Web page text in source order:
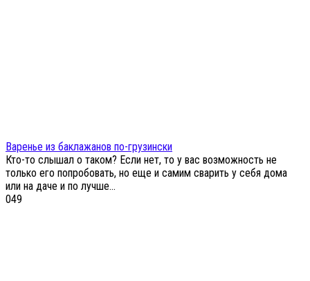
Варенье из баклажанов по-грузински
Кто-то слышал о таком? Если нет, то у вас возможность не
только его попробовать, но еще и самим сварить у себя дома
или на даче и по лучше...
049